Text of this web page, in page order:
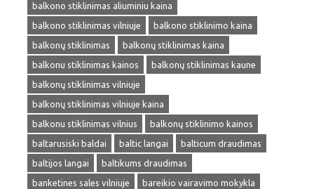
balkono stiklinimas aliuminiu kaina
balkono stiklinimas vilniuje
balkono stiklinimo kaina
balkonų stiklinimas
balkonų stiklinimas kaina
balkonu stiklinimas kainos
balkonų stiklinimas kaune
balkonų stiklinimas vilniuje
balkonų stiklinimas vilniuje kaina
balkonu stiklinimas vilnius
balkonų stiklinimo kainos
baltarusiski baldai
baltic langai
balticum draudimas
baltijos langai
baltikums draudimas
banketines sales vilniuje
bareikio vairavimo mokykla